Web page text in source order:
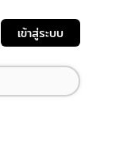
เข้าสู่ระบบ